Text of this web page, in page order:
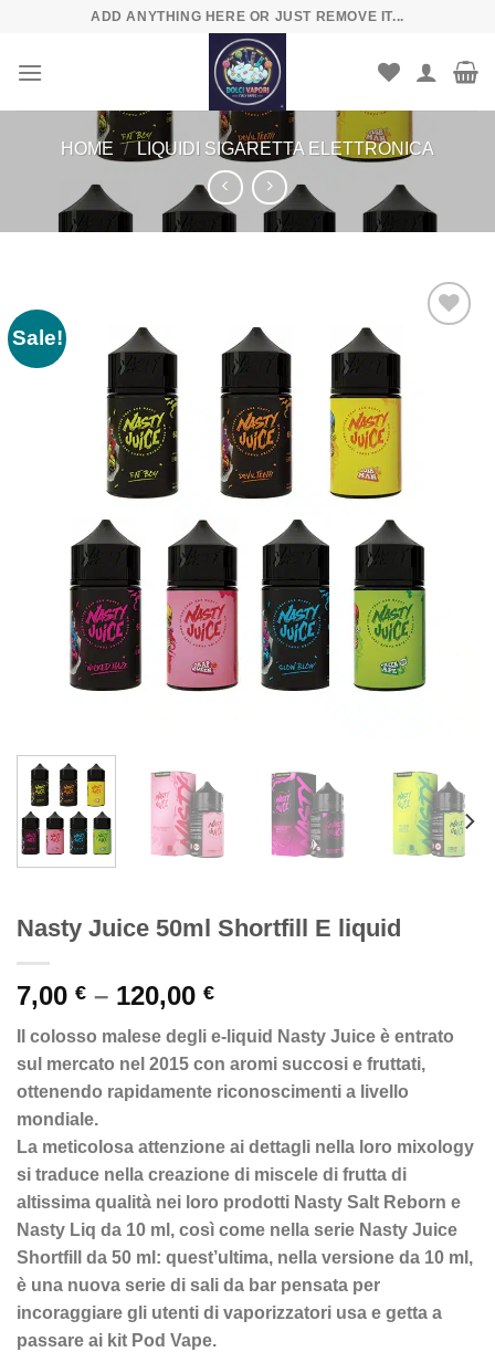
content
ADD ANYTHING HERE OR JUST REMOVE IT...
HOME / LIQUIDI SIGARETTA ELETTRONICA
Sale!
Nasty Juice 50ml Shortfill E liquid
7,00 € – 120,00 €Price
7,00 €
through
120,00 €
Il colosso malese degli e-liquid Nasty Juice è entrato
sul mercato nel 2015 con aromi succosi e fruttati,
ottenendo rapidamente riconoscimenti a livello
mondiale.
La meticolosa attenzione ai dettagli nella loro mixology
si traduce nella creazione di miscele di frutta di
altissima qualità nei loro prodotti Nasty Salt Reborn e
Nasty Liq da 10 ml, così come nella serie Nasty Juice
Shortfill da 50 ml: quest’ultima, nella versione da 10 ml,
è una nuova serie di sali da bar pensata per
incoraggiare gli utenti di vaporizzatori usa e getta a
passare ai kit Pod Vape.